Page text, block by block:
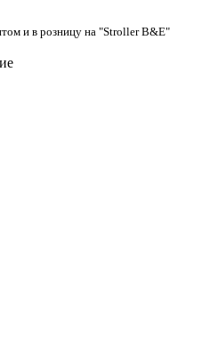
и в розницу на "Stroller B&E"